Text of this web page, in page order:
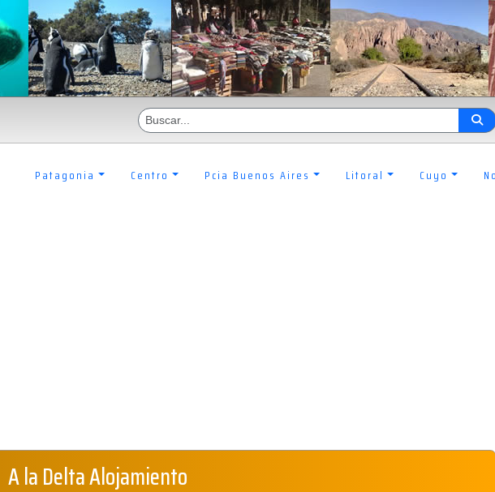
Patagonia Centro Pcia Buenos Aires Litoral Cuyo
A la Delta Alojamiento